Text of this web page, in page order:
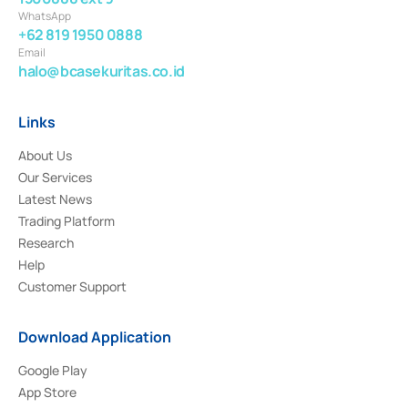
WhatsApp
+62 819 1950 0888
Email
halo@bcasekuritas.co.id
Links
About Us
Our Services
Latest News
Trading Platform
Research
Help
Customer Support
Download Application
Google Play
App Store